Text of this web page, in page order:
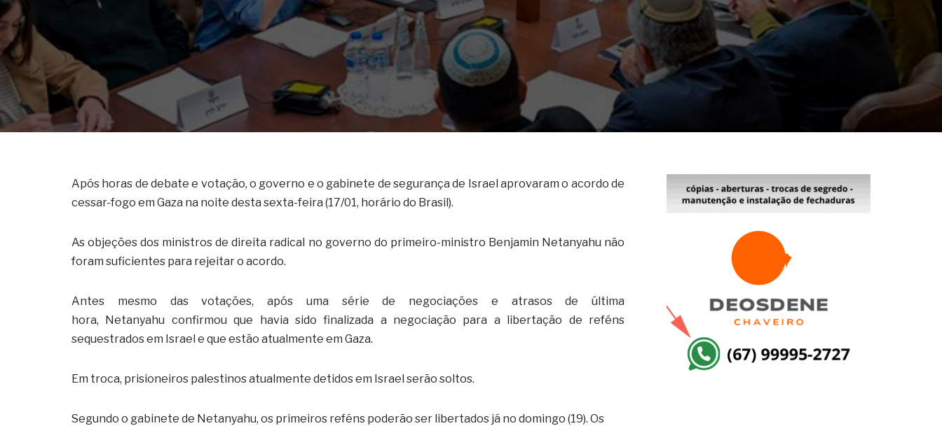
Após horas de debate e votação, o governo e o gabinete de segurança de Israel aprovaram o acordo de
cessar-fogo em Gaza na noite desta sexta-feira (17/01, horário do Brasil).
As objeções dos ministros de direita radical no governo do primeiro-ministro Benjamin Netanyahu não
foram suficientes para rejeitar o acordo.
Antes mesmo das votações, após uma série de negociações e atrasos de última
hora, Netanyahu confirmou que havia sido finalizada a negociação para a libertação de reféns
sequestrados em Israel e que estão atualmente em Gaza.
Em troca, prisioneiros palestinos atualmente detidos em Israel serão soltos.
Segundo o gabinete de Netanyahu, os primeiros reféns poderão ser libertados já no domingo (19). Os